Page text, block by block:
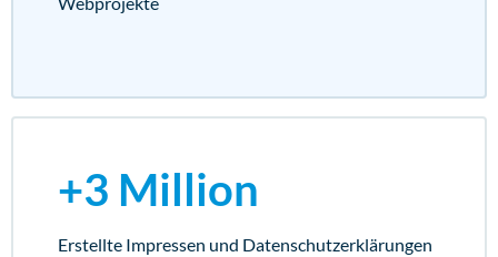
+3 Million
Erstellte Impressen und Datenschutz­erklärungen